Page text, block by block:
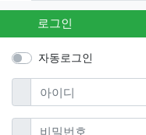
로그인
자동로그인
아이디필수
비밀번호필수